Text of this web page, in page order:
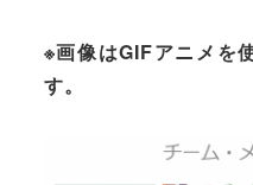
※画像はGIFアニメを
す。